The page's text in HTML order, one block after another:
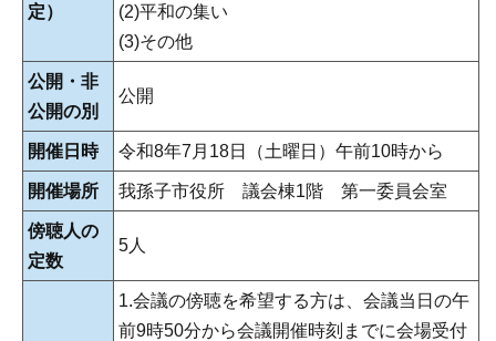
定）
(2)平和の集い
(3)その他
公開・非
公開の別
公開
開催日時 令和8年7月18日（土曜日）午前10時から
開催場所 我孫子市役所 議会棟1階 第一委員会室
傍聴人の
定数
5人
1.会議の傍聴を希望する方は、会議当日の午
前9時50分から会議開催時刻までに会場受付